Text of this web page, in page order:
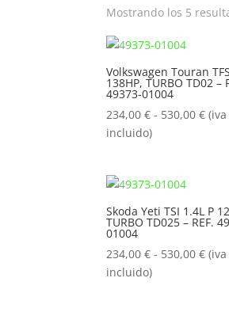
Mostrando los 5
Volkswagen Touran
138HP, TURBO TD02 –
49373-01004
234,00€ - 530,00€
incluido)
Skoda Yeti TSI 1.4L P
TURBO TD025 – REF.
01004
234,00€ - 530,00€
incluido)